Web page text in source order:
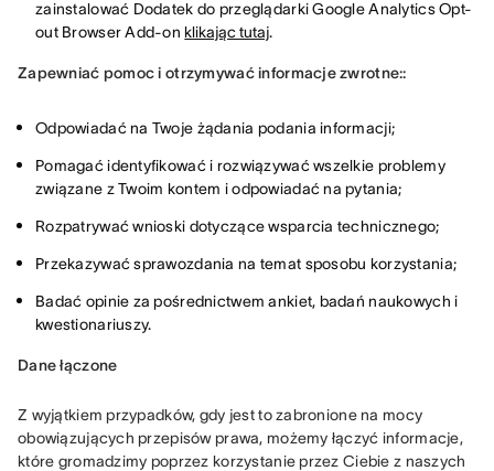
zainstalować Dodatek do przeglądarki Google Analytics Opt-
out Browser Add-onklikając tutaj.
Zapewniać pomoc i otrzymywać informacje zwrotne::
Odpowiadać na Twoje żądania podania informacji;
Pomagać identyfikować i rozwiązywać wszelkie problemy
związane z Twoim kontem i odpowiadać na pytania;
Rozpatrywać wnioski dotyczące wsparcia technicznego;
Przekazywać sprawozdania na temat sposobu korzystania;
Badać opinie za pośrednictwem ankiet, badań naukowych i
kwestionariuszy.
Dane łączone
Z wyjątkiem przypadków, gdy jest to zabronione na mocy
obowiązujących przepisów prawa, możemy łączyć informacje,
które gromadzimy poprzez korzystanie przez Ciebie z naszych